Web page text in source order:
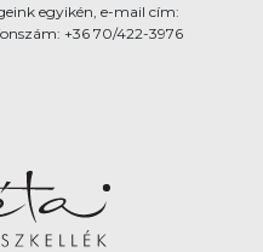
egyikén, e-mail cím:
+36 70/422-3976